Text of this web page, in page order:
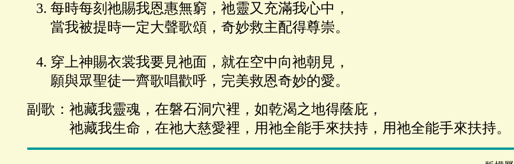
每時每刻祂賜我恩惠無窮，祂靈又充滿我心中，
當我被提時一定大聲歌頌，奇妙救主配得尊崇。
穿上神賜衣裳我要見祂面，就在空中向祂朝見，
願與眾聖徒一齊歌唱歡呼，完美救恩奇妙的愛。
副歌：祂藏我靈魂，在磐石洞穴裡，如乾渴之地得蔭庇，
祂藏我生命，在祂大慈愛裡，用祂全能手來扶持，用祂全能手來扶持。